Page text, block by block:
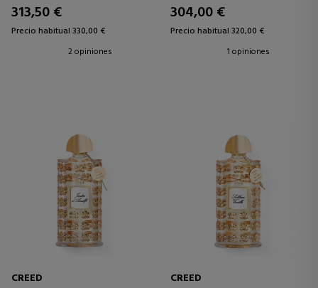
313,50 €
Precio habitual 330,00 €
2 opiniones
304,00 €
Precio habitual 320,00 €
1 opiniones
CREED
CREED